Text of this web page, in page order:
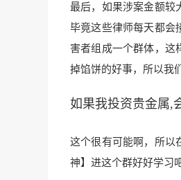
最后，如果涉案金额较
毕竟这些律师每天都会
害者组成一个群体，这
掉馅饼的好事，所以我
如果我投资贵金属,
这个很有可能啊，所以
神】进这个群好好学习